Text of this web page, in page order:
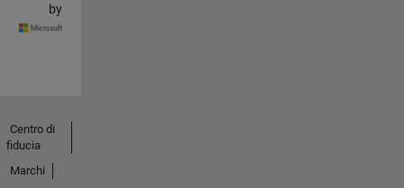
by
Centro di
fiducia
Marchi